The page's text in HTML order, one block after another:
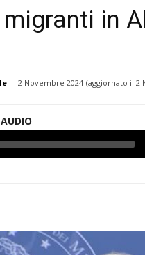
in
- 2 Novembre 2024 (aggiornato il 2